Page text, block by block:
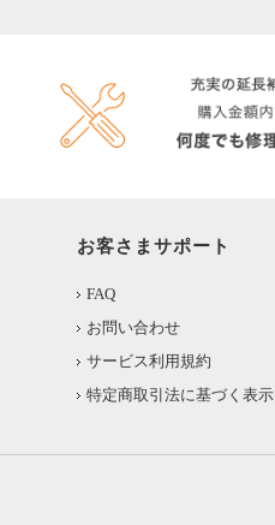
お客さまサポート
FAQ
お問い合わせ
サービス利用規約
特定商取引法に基づく表示